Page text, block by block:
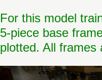
For this model
5-piece base
plotted. All frames